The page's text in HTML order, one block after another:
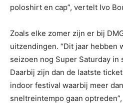
poloshirt en cap”, vertelt Ivo
Zoals elke zomer zijn er bij
uitzendingen. “Dit jaar hebben
seizoen nog Super Saturday in
Daarbij zijn dan de laatste
indoor festival waarbij meer
sneltreintempo gaan